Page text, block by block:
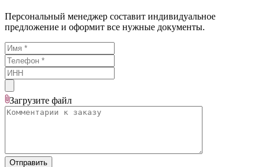
Персональный менеджер составит индивидуальное
предложение и оформит все нужные документы.
Загрузите файл
Отправить